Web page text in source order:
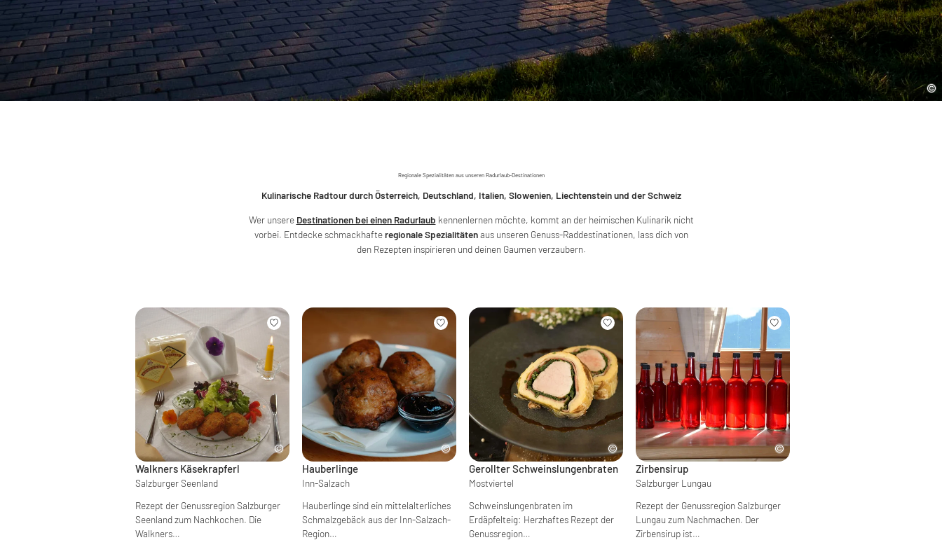
Regionale Spezialitäten aus unseren Radurlaub-Destinationen
Kulinarische Radtour durch Österreich, Deutschland, Italien, Slowenien, Liechtenstein und der Schweiz
Wer unsere Destinationen bei einen Radurlaub kennenlernen möchte, kommt an der heimischen Kulinarik nicht
vorbei. Entdecke schmackhafteregionale Spezialitätenaus unseren Genuss-Raddestinationen, lass dich von
den Rezepten inspirieren und deinen Gaumen verzaubern.
Walkners Käsekrapferl
Salzburger Seenland
Rezept der Genussregion Salzburger
Seenland zum Nachkochen. Die
Walkners…
Hauberlinge
Inn-Salzach
Hauberlinge sind ein mittelalterliches
Schmalzgebäck aus der Inn-Salzach-
Region…
Gerollter Schweinslungenbraten
Mostviertel
Schweinslungenbraten im
Erdäpfelteig: Herzhaftes Rezept der
Genussregion…
Zirbensirup
Salzburger Lungau
Rezept der Genussregion Salzburger
Lungau zum Nachmachen. Der
Zirbensirup ist…